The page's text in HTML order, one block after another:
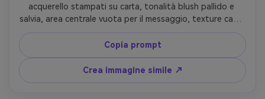
acquerello stampati su carta, tonalità blush pallido e
salvia, area centrale vuota per il messaggio, texture carta
delicata, nessun testo, nessuna lettera, scattato con
obiettivo 50mm, illuminazione luminosa e ariosa,
composizione pulita --ar 4:5
Copia prompt
Crea immagine simile ↗